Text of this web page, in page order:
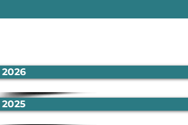
2026
2025